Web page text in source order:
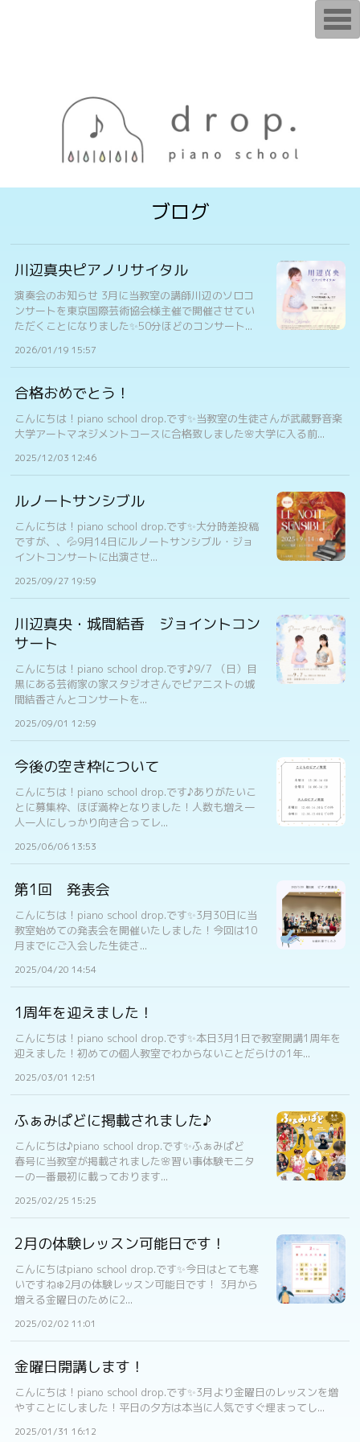
ブログ
川辺真央ピアノリサイタル
演奏会のお知らせ 3月に当教室の講師川辺のソロコ
ンサートを東京国際芸術協会様主催で開催させてい
ただくことになりました✨50分ほどのコンサート...
2026/01/19 15:57
合格おめでとう！
こんにちは！piano school drop.です✨当教室の生徒さんが武蔵野音楽
大学アートマネジメントコースに合格致しました🌸大学に入る前...
2025/12/03 12:46
ルノートサンシブル
こんにちは！piano school drop.です✨大分時差投稿
ですが、、💦9月14日にルノートサンシブル・ジョ
イントコンサートに出演させ...
2025/09/27 19:59
川辺真央・城間結香 ジョイントコン
サート
こんにちは！piano school drop.です♪9/7 （日）目
黒にある芸術家の家スタジオさんでピアニストの城
間結香さんとコンサートを...
2025/09/01 12:59
今後の空き枠について
こんにちは！piano school drop.です♪ありがたいこ
とに募集枠、ほぼ満枠となりました！人数も増え一
人一人にしっかり向き合ってレ...
2025/06/06 13:53
第1回 発表会
こんにちは！piano school drop.です✨3月30日に当
教室始めての発表会を開催いたしました！今回は10
月までにご入会した生徒さ...
2025/04/20 14:54
1周年を迎えました！
こんにちは！piano school drop.です✨本日3月1日で教室開講1周年を
迎えました！初めての個人教室でわからないことだらけの1年...
2025/03/01 12:51
ふぁみぱどに掲載されました♪
こんにちは♪piano school drop.です✨ふぁみぱど
春号に当教室が掲載されました🌸習い事体験モニタ
ーの一番最初に載っております...
2025/02/25 15:25
2月の体験レッスン可能日です！
こんにちはpiano school drop.です✨今日はとても寒
いですね❄️2月の体験レッスン可能日です！ 3月から
増える金曜日のために2...
2025/02/02 11:01
金曜日開講します！
こんにちは！piano school drop.です✨3月より金曜日のレッスンを増
やすことにしました！平日の夕方は本当に人気ですぐ埋まってし...
2025/01/31 16:12
T
o
g